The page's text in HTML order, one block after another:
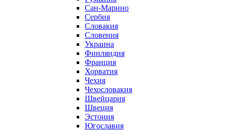
Сан-Марино
Сербия
Словакия
Словения
Украина
Финляндия
Франция
Хорватия
Чехия
Чехословакия
Швейцария
Швеция
Эстония
Югославия